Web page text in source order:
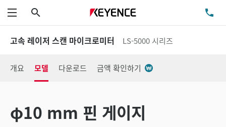
메뉴
고속 레이저 스캔 마이크로미터 LS-5000 시리즈
개요 모델 다운로드 금액 확인하기
φ10 mm 핀 게이지